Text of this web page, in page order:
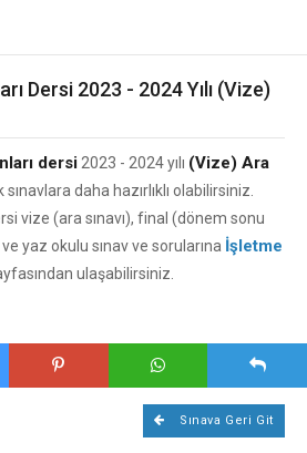
Dersi 2023 - 2024 Yılı (Vize)
dersi 2023 - 2024 yılı (Vize) Ara
daha hazırlıklı olabilirsiniz.
vize (ara sınavı), final (dönem sonu
yaz okulu sınav ve sorularına İşletme
ulaşabilirsiniz.
Sınava Geri Git